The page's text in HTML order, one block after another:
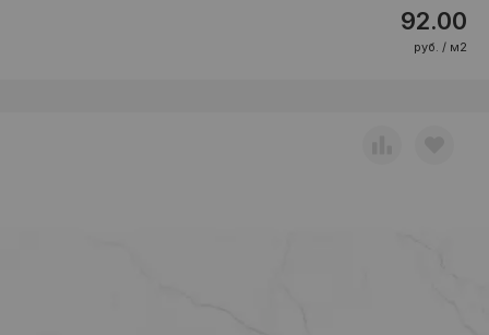
92.00
руб. / м2